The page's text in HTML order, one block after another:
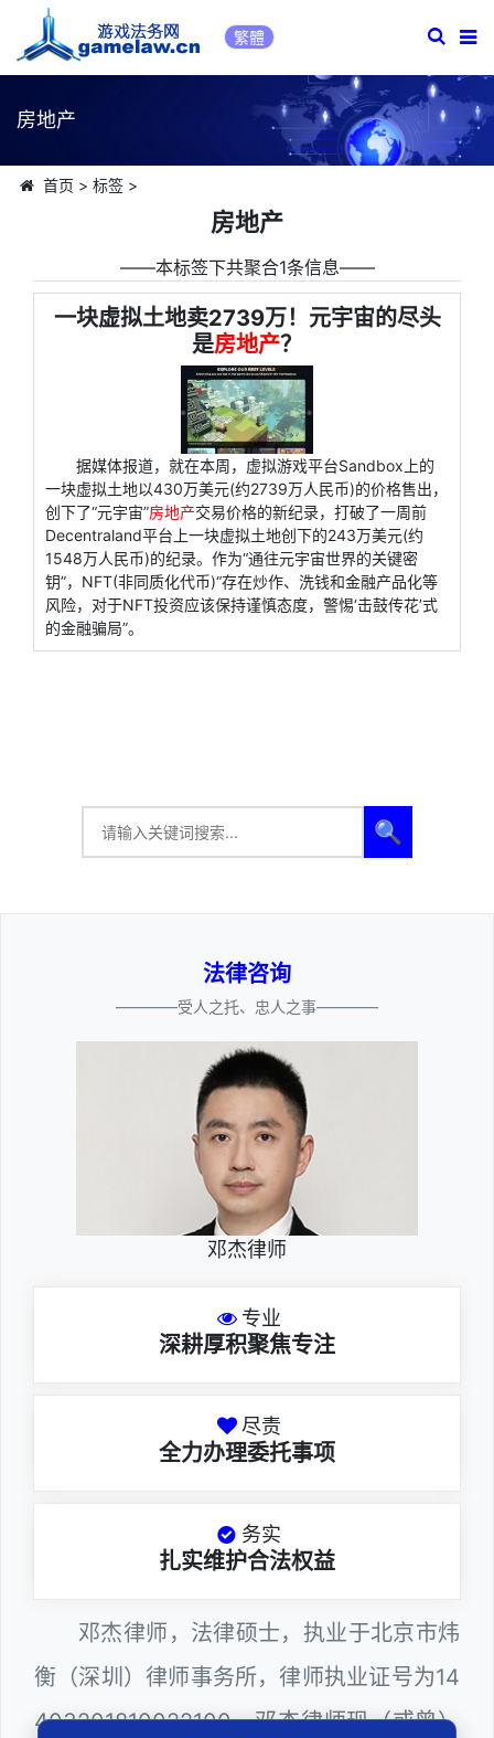
繁體
房地产
首页 > 标签>
房地产
――本标签下共聚合1条信息――
一块虚拟土地卖2739万！元宇宙的尽头
是房地产？
据媒体报道，就在本周，虚拟游戏平台Sandbox上的
一块虚拟土地以430万美元(约2739万人民币)的价格售出，
创下了“元宇宙”房地产交易价格的新纪录，打破了一周前
Decentraland平台上一块虚拟土地创下的243万美元(约
1548万人民币)的纪录。作为“通往元宇宙世界的关键密
钥”，NFT(非同质化代币)“存在炒作、洗钱和金融产品化等
风险，对于NFT投资应该保持谨慎态度，警惕‘击鼓传花’式
的金融骗局”。
🔍
法律咨询
————受人之托、忠人之事————
邓杰律师
专业
深耕厚积聚焦专注
尽责
全力办理委托事项
务实
扎实维护合法权益
邓杰律师，法律硕士，执业于北京市炜
衡（深圳）律师事务所，律师执业证号为14
403201810022100。邓杰律师现（或曾）